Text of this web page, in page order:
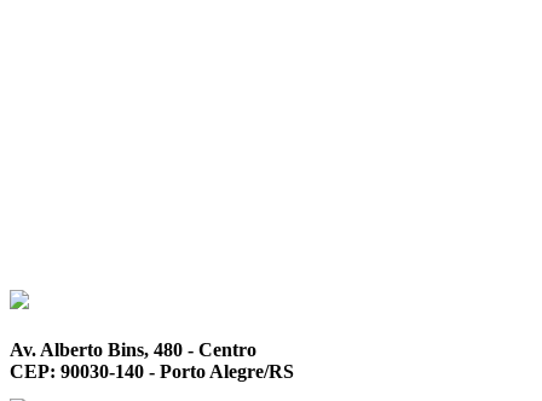
Av. Alberto Bins, 480 - Centro
CEP: 90030-140 - Porto Alegre/RS